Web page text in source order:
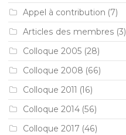
Appel à contribution (7)
Articles des membres (3)
Colloque 2005 (28)
Colloque 2008 (66)
Colloque 2011 (16)
Colloque 2014 (56)
Colloque 2017 (46)